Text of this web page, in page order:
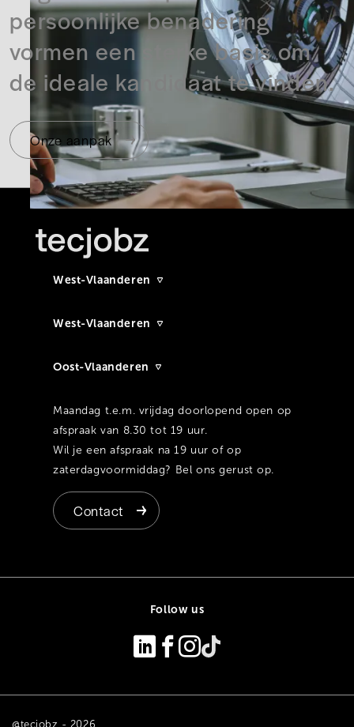
persoonlijke benadering
vormen een sterke basis om
de ideale kandidaat te vinden.
Onze aanpak
West-Vlaanderen
West-Vlaanderen
Oost-Vlaanderen
Maandag t.e.m. vrijdag doorlopend open op
afspraak van 8.30 tot 19 uur.
Wil je een afspraak na 19 uur of op
zaterdagvoormiddag? Bel ons gerust op.
Contact
Follow us
@tecjobz - 2026